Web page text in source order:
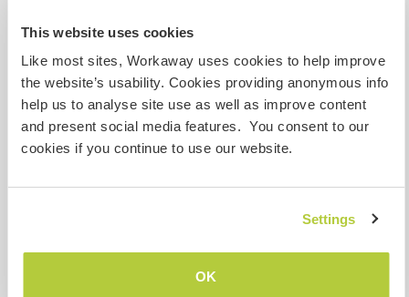
This website uses cookies
Like most sites, Workaway uses cookies to help improve
the website’s usability. Cookies providing anonymous info
help us to analyse site use as well as improve content
and present social media features. You consent to our
cookies if you continue to use our website.
Settings
OK
time for that.
Un poco más de información
Acceso a Internet
Acceso a Internet limitado
Somos fumadores